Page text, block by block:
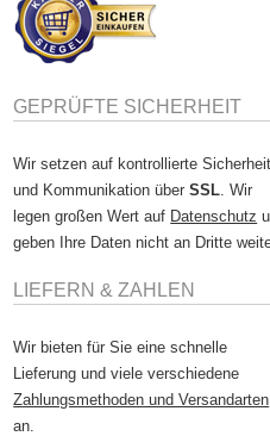
GEPRÜFTE SICHERHEIT
Wir setzen auf kontrollierte Sicherheit
und Kommunikation überSSL . Wir
legen großen Wert auf Datenschutz
geben Ihre Daten nicht an Dritte
LIEFERN & ZAHLEN
Wir bieten für Sie eine schnelle
Lieferung und viele verschiedene
Zahlungsmethoden und Versandarten
an.